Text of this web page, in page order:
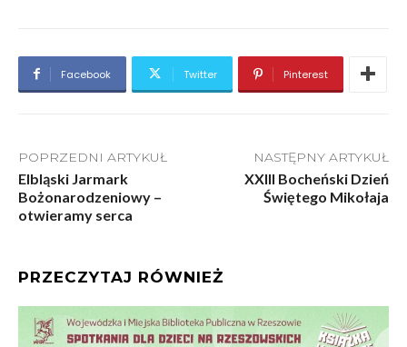
Facebook Twitter Pinterest
POPRZEDNI ARTYKUŁ
Elbląski Jarmark
Bożonarodzeniowy –
otwieramy serca
NASTĘPNY ARTYKUŁ
XXIII Bocheński Dzień
Świętego Mikołaja
PRZECZYTAJ RÓWNIEŻ